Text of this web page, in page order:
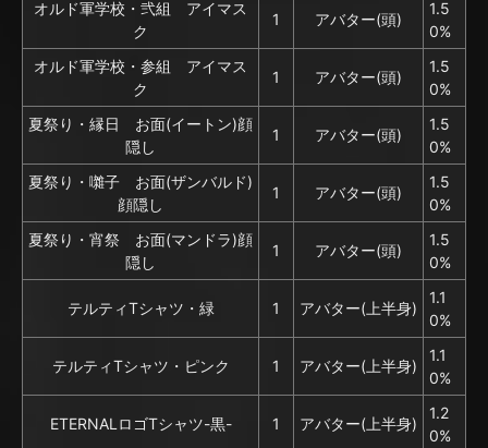
オルド軍学校・弐組 アイマス
ク
1 アバター(頭)
1.5
0%
オルド軍学校・参組 アイマス
ク
1 アバター(頭)
1.5
0%
夏祭り・縁日 お面(イートン)顔
隠し
1 アバター(頭)
1.5
0%
夏祭り・囃子 お面(ザンバルド)
顔隠し
1 アバター(頭)
1.5
0%
夏祭り・宵祭 お面(マンドラ)顔
隠し
1 アバター(頭)
1.5
0%
テルティTシャツ・緑 1 アバター(上半身)
1.1
0%
テルティTシャツ・ピンク 1 アバター(上半身)
1.1
0%
ETERNALロゴTシャツ-黒- 1 アバター(上半身)
1.2
0%